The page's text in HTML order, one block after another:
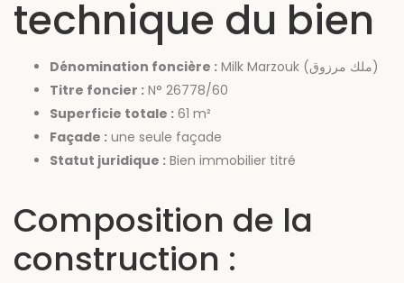
technique du bien
Dénomination foncière :
Milk Marzouk (ملك مرزوق)
Titre foncier : N° 26778/60
Superficie totale : 61 m²
Façade : une seule façade
Statut juridique : Bien immobilier titré
Composition de la
construction :